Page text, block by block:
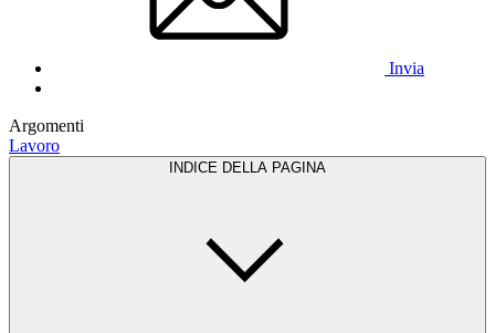
Invia
Argomenti
Lavoro
INDICE DELLA PAGINA